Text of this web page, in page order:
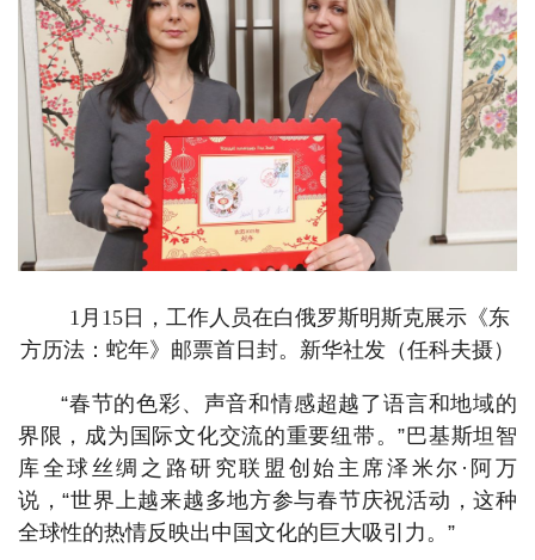
1月15日，工作人员在白俄罗斯明斯克展示《东
方历法：蛇年》邮票首日封。新华社发（任科夫摄）
“春节的色彩、声音和情感超越了语言和地域的
界限，成为国际文化交流的重要纽带。”巴基斯坦智
库全球丝绸之路研究联盟创始主席泽米尔·阿万
说，“世界上越来越多地方参与春节庆祝活动，这种
全球性的热情反映出中国文化的巨大吸引力。”